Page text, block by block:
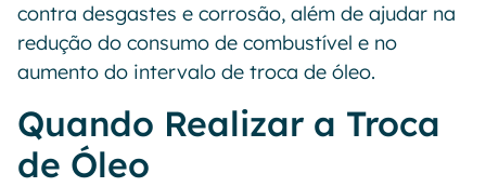
contra desgastes e corrosão, além de ajudar na
redução do consumo de combustível e no
aumento do intervalo de troca de óleo.
Quando Realizar a Troca
de Óleo